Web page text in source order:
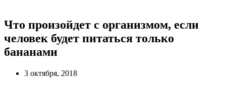
Что произойдет с организмом, если
человек будет питаться только
бананами
3 октября, 2018